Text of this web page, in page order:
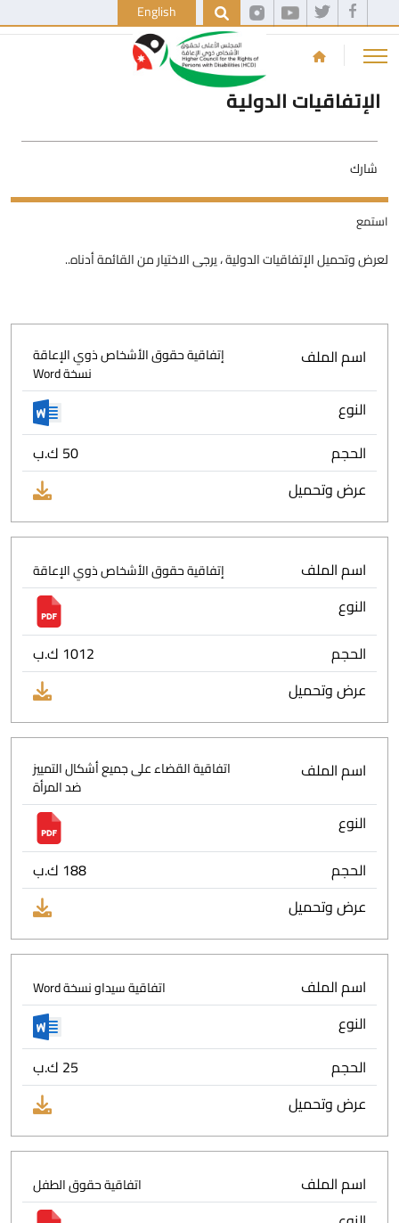
English
الإتفاقيات الدولية
شارك
استمع
لعرض وتحميل الإتفاقيات الدولية ، يرجى الاختيار من القائمة أدناه..
اسم الملف
إتفاقية حقوق الأشخاص ذوي الإعاقة
نسخة Word
النوع
الحجم
50 ك.ب
عرض وتحميل
اسم الملف إتفاقية حقوق الأشخاص ذوي الإعاقة
النوع
الحجم
1012 ك.ب
عرض وتحميل
اسم الملف
اتفاقية القضاء على جميع أشكال التمييز
ضد المرأة
النوع
الحجم
188 ك.ب
عرض وتحميل
اسم الملف اتفاقية سيداو نسخة Word
النوع
الحجم
25 ك.ب
عرض وتحميل
اسم الملف اتفاقية حقوق الطفل